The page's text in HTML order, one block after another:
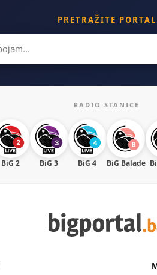
PRETRAŽITE PORTAL
RADIO STANICE
BiG 2 BiG 3 BiG 4 BiG Balade